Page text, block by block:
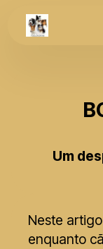
Um
Neste
enquanto